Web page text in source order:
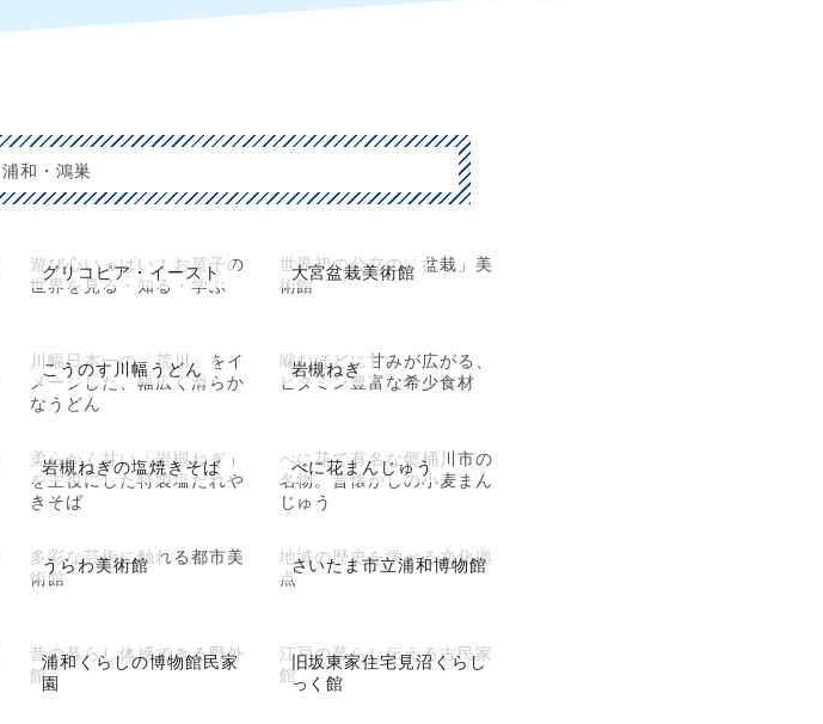
和・鴻巣
グリコピア・イースト
遊び心いっぱい！お菓子の
世界を見る・知る・学ぶ
大宮盆栽美術館
世界初の公立の「盆栽」美
術館
こうのす川幅うどん
川幅日本一の「荒川」をイ
メージした、幅広く滑らか
なうどん
岩槻ねぎ
噛むほどに甘みが広がる、
ビタミン豊富な希少食材
岩槻ねぎの塩焼きそば
柔らかく甘い「岩槻ねぎ」
を主役にした特製塩だれや
きそば
べに花まんじゅう
べに花で有名な郷桶川市の
名物。昔懐かしの小麦まん
じゅう
うらわ美術館
多彩な芸術に触れる都市美
術館
さいたま市立浦和博物館
地域の歴史を学べる文化拠
点
浦和くらしの博物館民家
園
昔の暮らし体感できる野外
館
旧坂東家住宅見沼くらし
っく館
江戸の暮らし伝える古民家
館